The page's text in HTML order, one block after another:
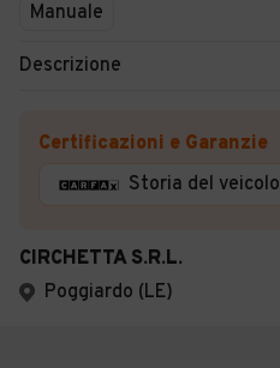
Manuale
Descrizione
Certificazioni e Garanzie
Storia del veicolo
CIRCHETTA S.R.L.
Poggiardo (LE)